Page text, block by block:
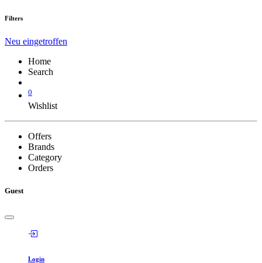
Filters
Neu eingetroffen
Home
Search
0
Wishlist
Offers
Brands
Category
Orders
Guest
Login